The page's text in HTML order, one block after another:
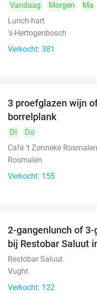
Vandaag Morgen Ma
Lunch-hart
's-Hertogenbosch
Verkocht: 381
3 proefglazen wijn
borrelplank
Di
Do
Café 't Zonneke Rosmalen
Rosmalen
Verkocht: 155
2-gangenlunch of
bij Restobar Saluut
Restobar Saluut
Vught
Verkocht: 122